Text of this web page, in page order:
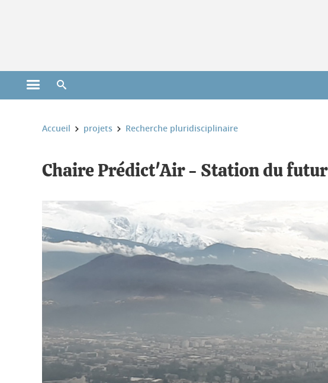
Ouvrir le menu principal
Vous êtes ici :
Accueil projets Recherche pluridisciplinaire
Chaire Prédict'Air - Station du futur